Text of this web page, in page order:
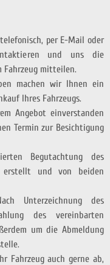
per E-Mail oder
und uns die
mitteilen.
machen wir Ihnen ein
Ihres Fahrzeugs.
Angebot einverstanden
Termin zur Besichtigung
Begutachtung des
erstellt und von beiden
Unterzeichnung des
des vereinbarten
um die Abmeldung
Fahrzeug auch gerne ab,